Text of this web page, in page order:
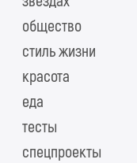
общество
стиль жизни
красота
еда
тесты
спецпроекты